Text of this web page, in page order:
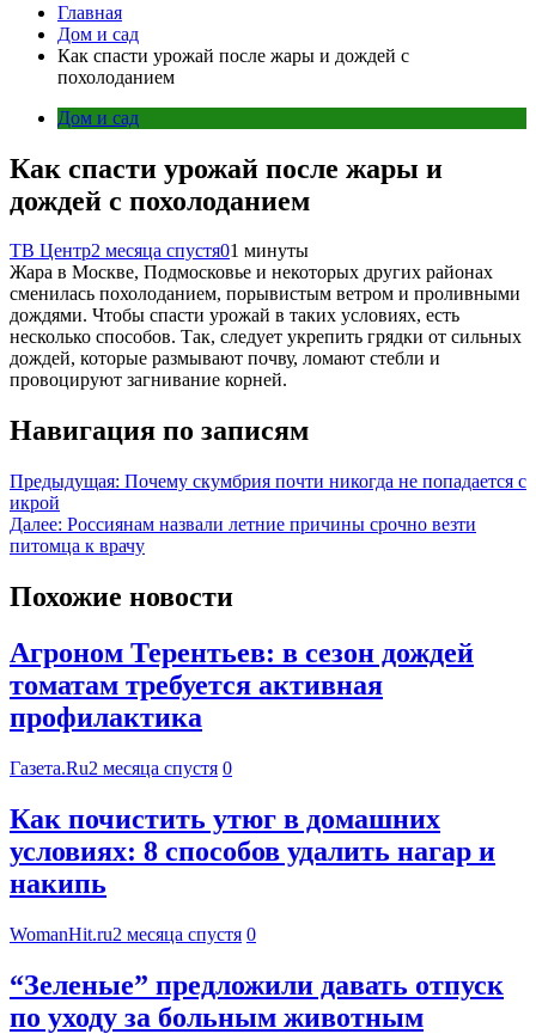
Главная
Дом и сад
Как спасти урожай после жары и дождей с
похолоданием
Дом и сад
Как спасти урожай после жары и
дождей с похолоданием
ТВ Центр2 месяца спустя01 минуты
Жара в Москве, Подмосковье и некоторых других районах
сменилась похолоданием, порывистым ветром и проливными
дождями. Чтобы спасти урожай в таких условиях, есть
несколько способов. Так, следует укрепить грядки от сильных
дождей, которые размывают почву, ломают стебли и
провоцируют загнивание корней.
Навигация по записям
Предыдущая: Почему скумбрия почти никогда не попадается с
икрой
Далее: Россиянам назвали летние причины срочно везти
питомца к врачу
Похожие новости
Агроном Терентьев: в сезон дождей
томатам требуется активная
профилактика
Газета.Ru2 месяца спустя 0
Как почистить утюг в домашних
условиях: 8 способов удалить нагар и
накипь
WomanHit.ru2 месяца спустя 0
“Зеленые” предложили давать отпуск
по уходу за больным животным